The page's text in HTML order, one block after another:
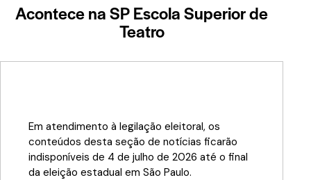
Acontece na SP Escola Superior de
Teatro
Em atendimento à legilação eleitoral, os
conteúdos desta seção de notícias ficarão
indisponíveis de 4 de julho de 2026 até o final
da eleição estadual em São Paulo.